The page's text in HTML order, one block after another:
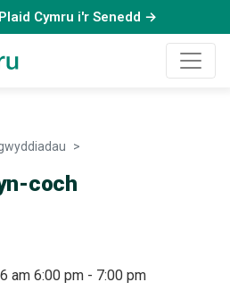
Cymru i'r Senedd →
coch
am 6:00 pm - 7:00 pm